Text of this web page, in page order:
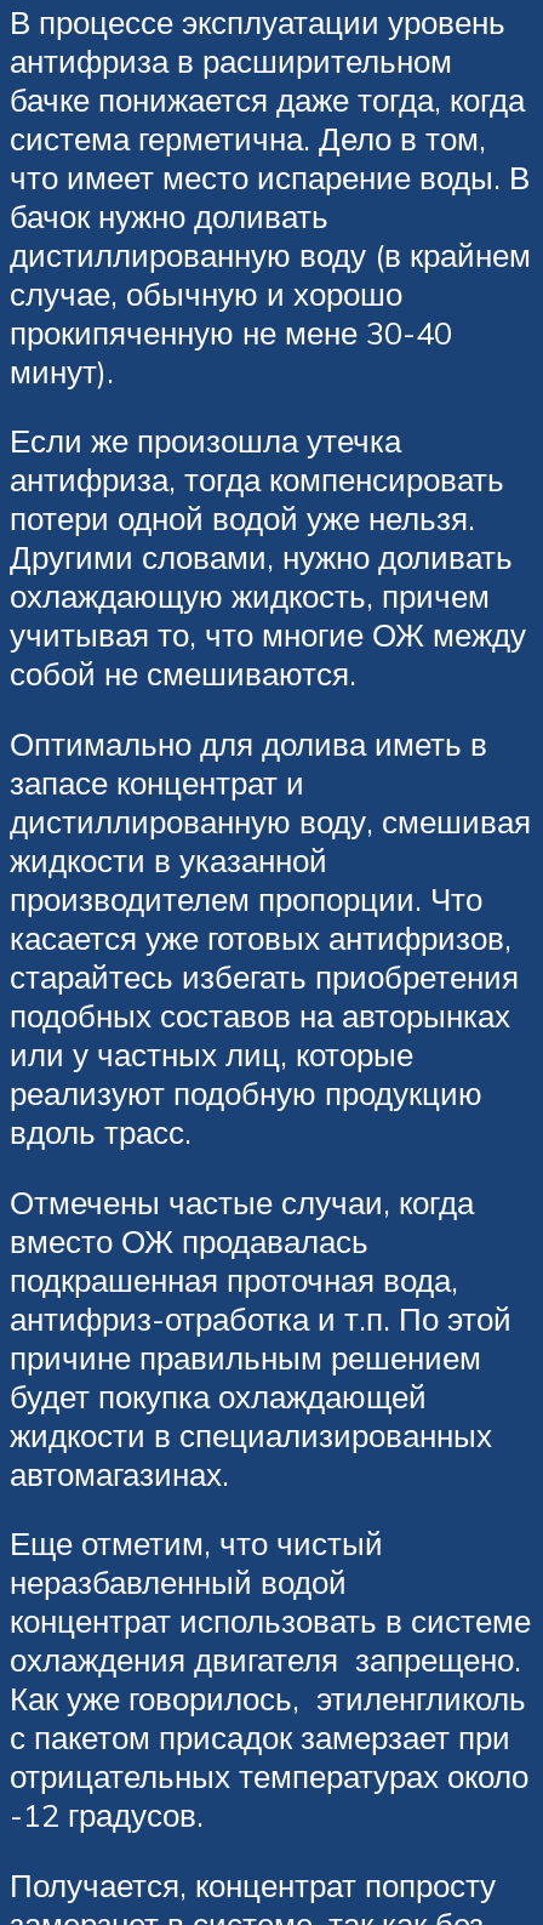
В процессе эксплуатации уровень
антифриза в расширительном
бачке понижается даже тогда, когда
система герметична. Дело в том,
что имеет место испарение воды. В
бачок нужно доливать
дистиллированную воду (в крайнем
случае, обычную и хорошо
прокипяченную не мене 30-40
минут).
Если же произошла утечка
антифриза, тогда компенсировать
потери одной водой уже нельзя.
Другими словами, нужно доливать
охлаждающую жидкость, причем
учитывая то, что многие ОЖ между
собой не смешиваются.
Оптимально для долива иметь в
запасе концентрат и
дистиллированную воду, смешивая
жидкости в указанной
производителем пропорции. Что
касается уже готовых антифризов,
старайтесь избегать приобретения
подобных составов на авторынках
или у частных лиц, которые
реализуют подобную продукцию
вдоль трасс.
Отмечены частые случаи, когда
вместо ОЖ продавалась
подкрашенная проточная вода,
антифриз-отработка и т.п. По этой
причине правильным решением
будет покупка охлаждающей
жидкости в специализированных
автомагазинах.
Еще отметим, что чистый
неразбавленный водой
концентрат использовать в системе
охлаждения двигателя запрещено.
Как уже говорилось, этиленгликоль
с пакетом присадок замерзает при
отрицательных температурах около
-12 градусов.
Получается, концентрат попросту